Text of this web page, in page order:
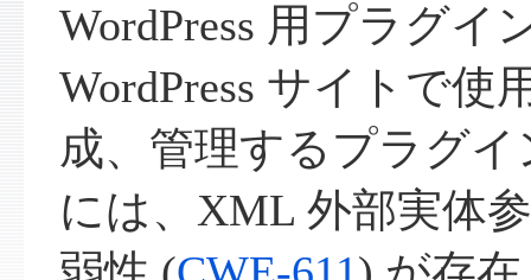
WordPress 用プラグイ
WordPress サイトで使
成、管理するプラグイ
には、XML 外部実体